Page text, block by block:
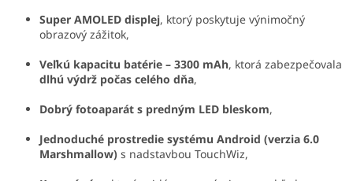
Super AMOLED displej, ktorý poskytuje výnimočný
obrazový zážitok,
Veľkú kapacitu batérie – 3300 mAh, ktorá zabezpečovala
dlhú výdrž počas celého dňa,
Dobrý fotoaparát s predným LED bleskom,
Jednoduché prostredie systému Android (verzia 6.0
Marshmallow) s nadstavbou TouchWiz,